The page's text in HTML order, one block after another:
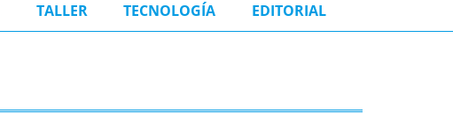
TALLER TECNOLOGÍA EDITORIAL